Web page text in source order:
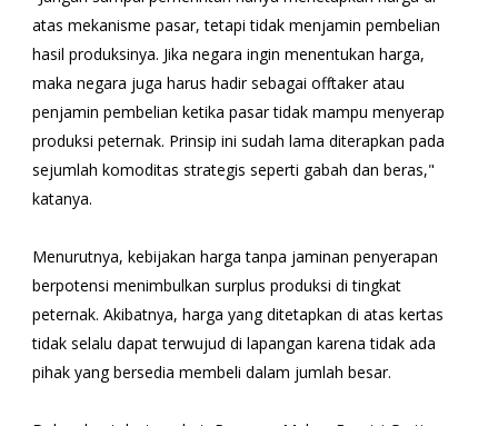
atas mekanisme pasar, tetapi tidak menjamin pembelian
hasil produksinya. Jika negara ingin menentukan harga,
maka negara juga harus hadir sebagai offtaker atau
penjamin pembelian ketika pasar tidak mampu menyerap
produksi peternak. Prinsip ini sudah lama diterapkan pada
sejumlah komoditas strategis seperti gabah dan beras,"
katanya.
Menurutnya, kebijakan harga tanpa jaminan penyerapan
berpotensi menimbulkan surplus produksi di tingkat
peternak. Akibatnya, harga yang ditetapkan di atas kertas
tidak selalu dapat terwujud di lapangan karena tidak ada
pihak yang bersedia membeli dalam jumlah besar.